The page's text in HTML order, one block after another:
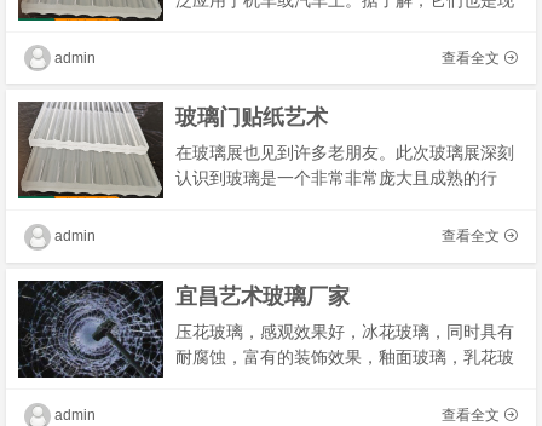
目前随着订单量的增加，产能的增加，各种色
查看全文
admin
玻璃门贴纸艺术
在玻璃展也见到许多老朋友。此次玻璃展深刻
认识到玻璃是一个非常非常庞大且成熟的行
磨边轮，树脂轮，倒角轮，钻头，倒角钻/套，
查看全文
admin
宜昌艺术玻璃厂家
压花玻璃，感观效果好，冰花玻璃，同时具有
耐腐蚀，富有的装饰效果，釉面玻璃，乳花玻
异，刻花玻璃，喷花玻璃，主要是制作的花纹
查看全文
admin